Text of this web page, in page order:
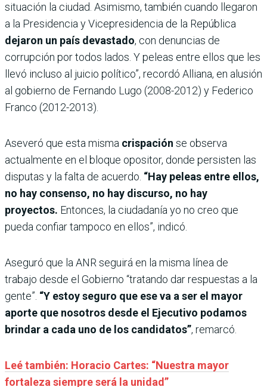
situación la ciudad. Asimismo, también cuando llegaron
a la Presidencia y Vicepresidencia de la República
dejaron un país devastado, con denuncias de
corrupción por todos lados. Y peleas entre ellos que les
llevó incluso al juicio político”, recordó Alliana, en alusión
al gobierno de Fernando Lugo (2008-2012) y Federico
Franco (2012-2013).
Aseveró que esta misma crispación se observa
actualmente en el bloque opositor, donde persisten las
disputas y la falta de acuerdo. “Hay peleas entre ellos,
no hay consenso, no hay discurso, no hay
proyectos. Entonces, la ciudadanía yo no creo que
pueda confiar tampoco en ellos”, indicó.
Aseguró que la ANR seguirá en la misma línea de
trabajo desde el Gobierno “tratando dar respuestas a la
gente”. “Y estoy seguro que ese va a ser el mayor
aporte que nosotros desde el Ejecutivo podamos
brindar a cada uno de los candidatos”, remarcó.
Leé también: Horacio Cartes: “Nuestra mayor
fortaleza siempre será la unidad”